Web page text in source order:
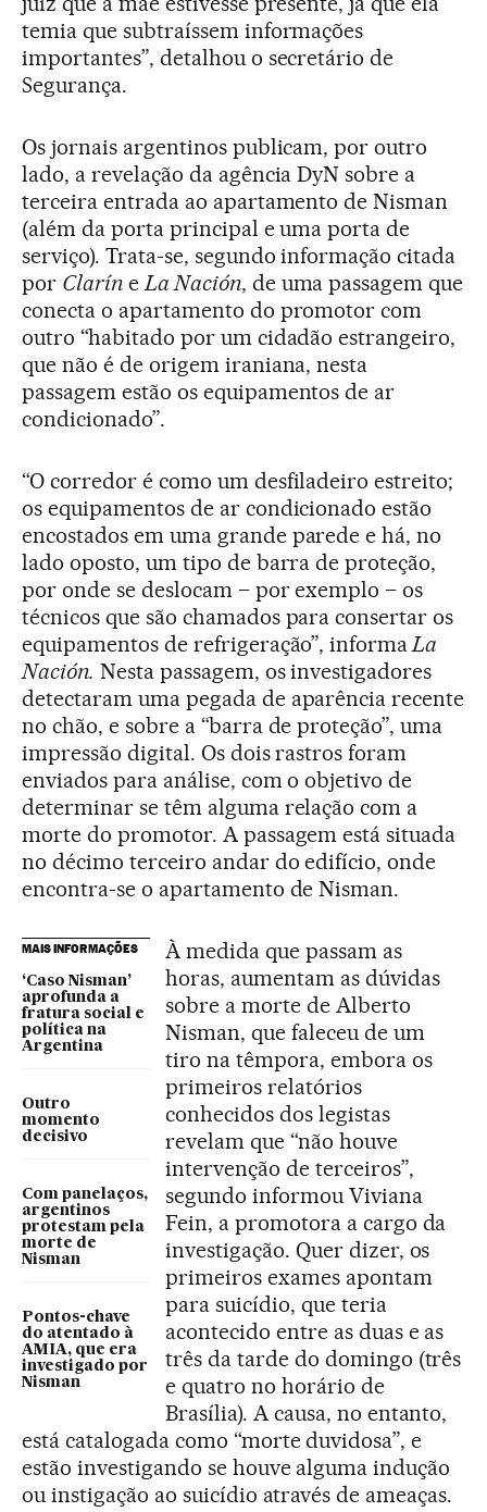
temia que subtraíssem informações
importantes”, detalhou o secretário de
Segurança.
Os jornais argentinos publicam, por outro
lado, a revelação da agência DyN sobre a
terceira entrada ao apartamento de Nisman
(além da porta principal e uma porta de
serviço). Trata-se, segundo informação citada
por ClaríneLa Nación, de uma passagem que
conecta o apartamento do promotor com
outro “habitado por um cidadão estrangeiro,
que não é de origem iraniana, nesta
passagem estão os equipamentos de ar
condicionado”.
“O corredor é como um desfiladeiro estreito;
os equipamentos de ar condicionado estão
encostados em uma grande parede e há, no
lado oposto, um tipo de barra de proteção,
por onde se deslocam – por exemplo – os
técnicos que são chamados para consertar os
equipamentos de refrigeração”, informaLa
Nación. Nesta passagem, os investigadores
detectaram uma pegada de aparência recente
no chão, e sobre a “barra de proteção”, uma
impressão digital. Os dois rastros foram
enviados para análise, com o objetivo de
determinar se têm alguma relação com a
morte do promotor. A passagem está situada
no décimo terceiro andar do edifício, onde
encontra-se o apartamento de Nisman.
MAIS INFORMAÇÕES
‘Caso Nisman’
aprofunda a
fratura social e
política na
Argentina
Outro
momento
decisivo
Com panelaços,
argentinos
protestam pela
morte de
Nisman
Pontos-chave
do atentado à
AMIA, que era
investigado por
Nisman
À medida que passam as
horas, aumentam as dúvidas
sobre a morte de Alberto
Nisman, que faleceu de um
tiro na têmpora, embora os
primeiros relatórios
conhecidos dos legistas
revelam que “não houve
intervenção de terceiros”,
segundo informou Viviana
Fein, a promotora a cargo da
investigação. Quer dizer, os
primeiros exames apontam
para suicídio, que teria
acontecido entre as duas e as
três da tarde do domingo (três
e quatro no horário de
Brasília). A causa, no entanto,
está catalogada como “morte duvidosa”, e
estão investigando se houve alguma indução
ou instigação ao suicídio através de ameaças.